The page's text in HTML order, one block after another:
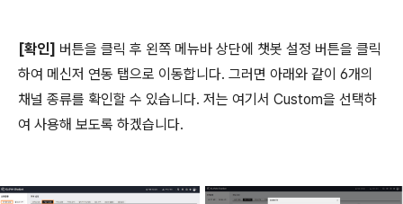
[확인] 버튼을 클릭 후 왼쪽 메뉴바 상단에 챗봇 설정 버튼을 클릭
하여 메신저 연동 탭으로 이동합니다. 그러면 아래와 같이 6개의
채널 종류를 확인할 수 있습니다. 저는 여기서 Custom을 선택하
여 사용해 보도록 하겠습니다.